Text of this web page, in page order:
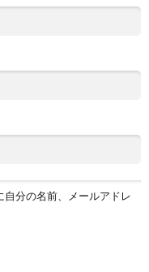
分の名前、メールアドレ